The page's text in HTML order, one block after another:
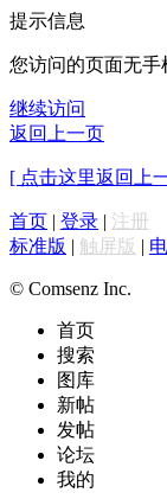
提示信息
您访问的页面无手
继续访问
返回上一页
[ 点击这里返回上
首页 | 登录 | 注册
标准版 | 触屏版 |
© Comsenz Inc.
首页
搜索
图库
新帖
发帖
论坛
我的